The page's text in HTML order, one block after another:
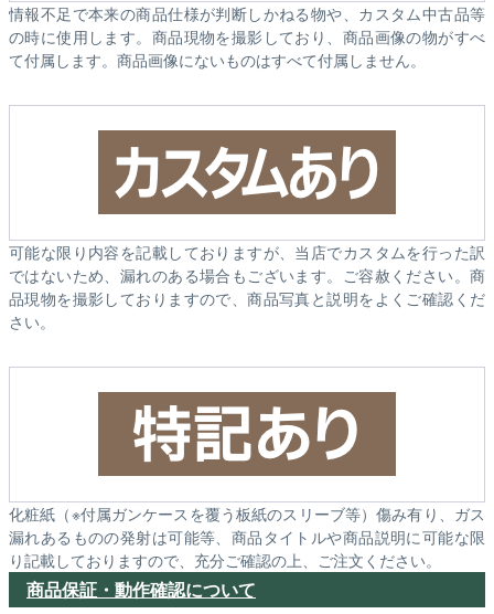
情報不足で本来の商品仕様が判断しかねる物や、カスタム中古品等
の時に使用します。商品現物を撮影しており、商品画像の物がすべ
て付属します。商品画像にないものはすべて付属しません。
可能な限り内容を記載しておりますが、当店でカスタムを行った訳
ではないため、漏れのある場合もございます。ご容赦ください。商
品現物を撮影しておりますので、商品写真と説明をよくご確認くだ
さい。
化粧紙（※付属ガンケースを覆う板紙のスリーブ等）傷み有り、ガス
漏れあるものの発射は可能等、商品タイトルや商品説明に可能な限
り記載しておりますので、充分ご確認の上、ご注文ください。
商品保証・動作確認について